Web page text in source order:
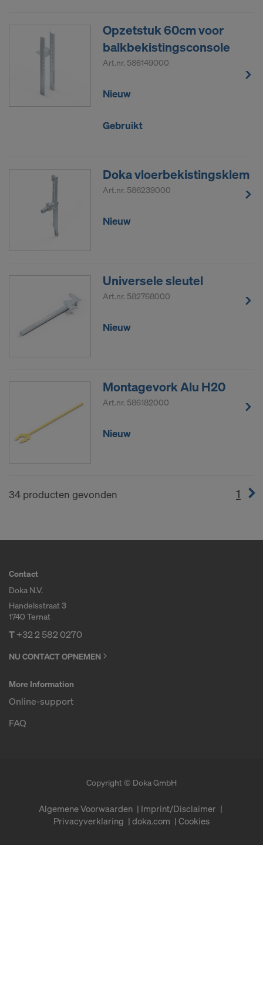
Opzetstuk 60cm voor
balkbekistingsconsole
Art.nr. 586149000
Nieuw
Gebruikt
Doka vloerbekistingsklem
Art.nr. 586239000
Nieuw
Universele sleutel
Art.nr. 582768000
Nieuw
Montagevork Alu H20
Art.nr. 586182000
Nieuw
34 producten gevonden 1
Contact
Doka N.V.
Handelsstraat 3
1740 Ternat
T+32 2 582 0270
NU CONTACT OPNEMEN
More Information
Online-support
FAQ
Copyright © Doka GmbH
Algemene Voorwaarden
Imprint/Disclaimer
Privacyverklaring
doka.com Cookies